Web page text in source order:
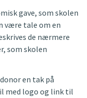
gave, som skolen
være tale om en
de nærmere
som skolen
en tak på
med logo og link til